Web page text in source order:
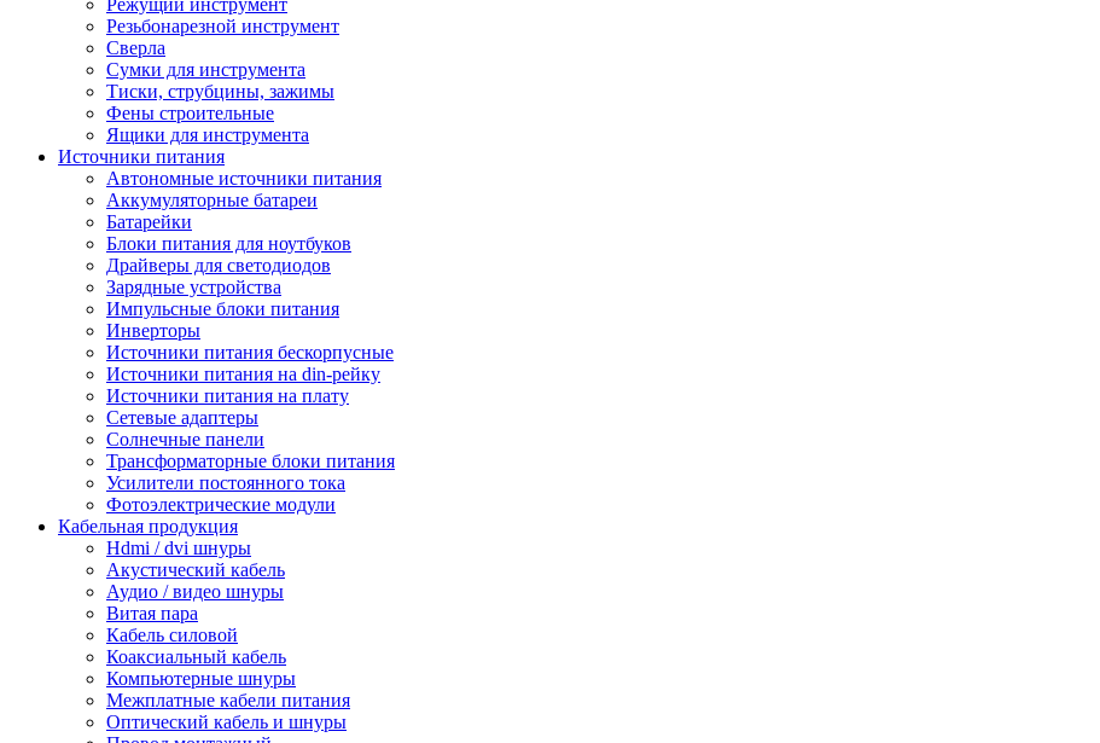
Режущий инструмент
Резьбонарезной инструмент
Сверла
Сумки для инструмента
Тиски, струбцины, зажимы
Фены строительные
Ящики для инструмента
Источники питания
Автономные источники питания
Аккумуляторные батареи
Батарейки
Блоки питания для ноутбуков
Драйверы для светодиодов
Зарядные устройства
Импульсные блоки питания
Инверторы
Источники питания бескорпусные
Источники питания на din-рейку
Источники питания на плату
Сетевые адаптеры
Солнечные панели
Трансформаторные блоки питания
Усилители постоянного тока
Фотоэлектрические модули
Кабельная продукция
Hdmi / dvi шнуры
Акустический кабель
Аудио / видео шнуры
Витая пара
Кабель силовой
Коаксиальный кабель
Компьютерные шнуры
Межплатные кабели питания
Оптический кабель и шнуры